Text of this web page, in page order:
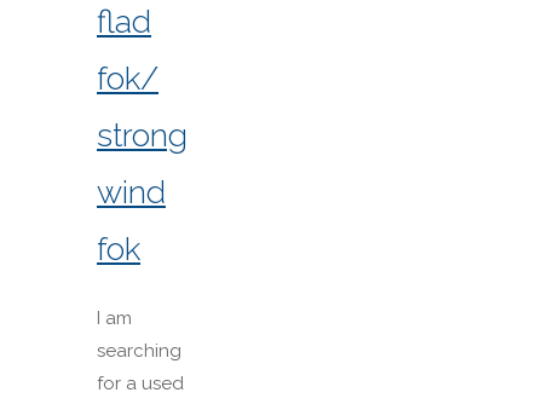
flad
fok/
strong
wind
fok
I am
searching
for a used